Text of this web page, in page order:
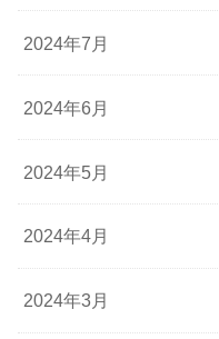
2024年7月
2024年6月
2024年5月
2024年4月
2024年3月